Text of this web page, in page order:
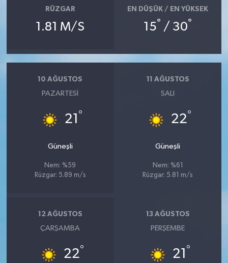
RÜZGAR
1.81 M/S
EN DÜŞÜK / EN YÜKSEK
15° / 30°
10 AĞUSTOS
PAZARTESI
21 °
Güneşli
Nem: %59
Rüzgar: 5.89 m/s
11 AĞUSTOS
SALI
22°
Güneşli
Nem: %61
Rüzgar: 5.81 m/s
12 AĞUSTOS
ÇARŞAMBA
22°
13 AĞUSTOS
PERŞEMBE
21 °